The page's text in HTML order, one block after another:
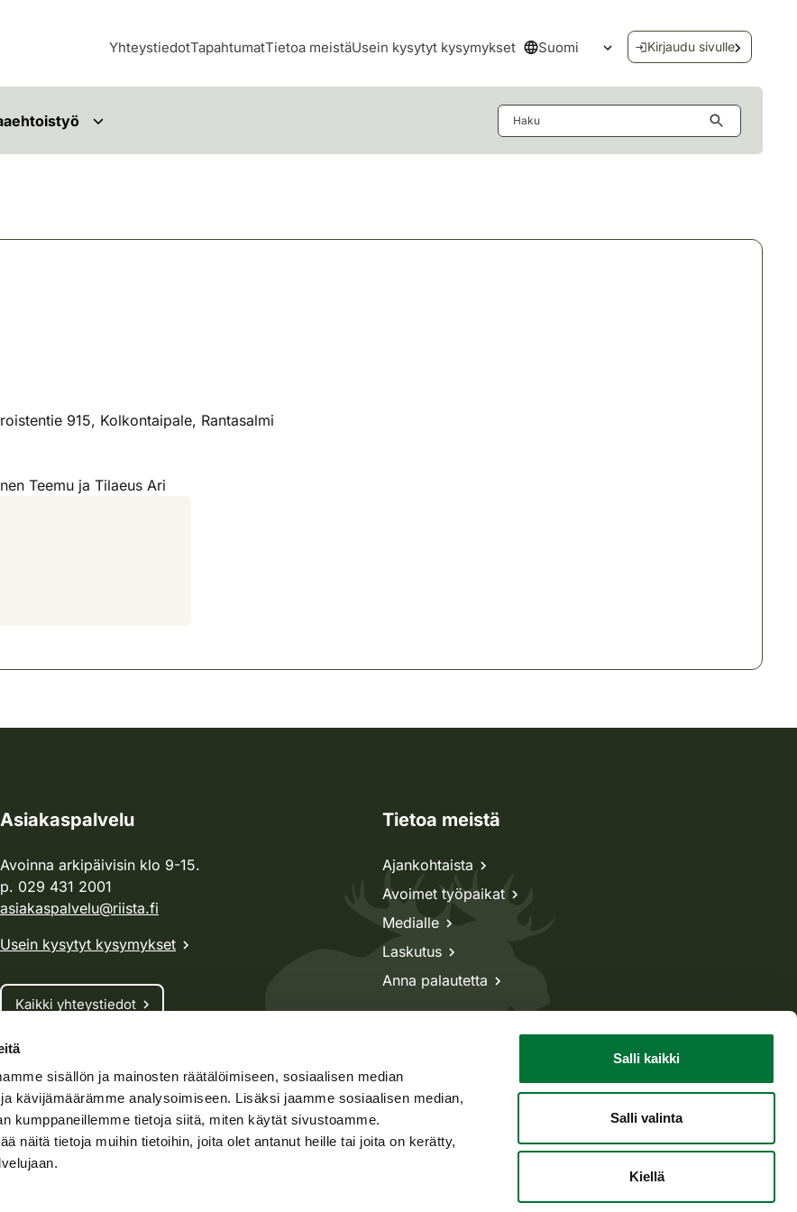
sisällön ja mainosten räätälöimiseen, sosiaalisen median
kävijämäärämme analysoimiseen. Lisäksi jaamme sosiaalisen median,
kumppaneillemme tietoja siitä, miten käytät sivustoamme.
näitä tietoja muihin tietoihin, joita olet antanut heille tai joita on kerätty,
Salli kaikki
Salli valinta
Kiellä
YhteystiedotTapahtumatTietoa meistäUsein kysytyt kysymykset Suomi
Avaa kielivalikko
Kirjaudu sivulle
915, Kolkontaipale, Rantasalmi
Teemu ja Tilaeus Ari
Asiakaspalvelu
Avoinna arkipäivisin klo 9-15.
p. 029 431 2001
asiakaspalvelu@riista.fi
Usein kysytyt kysymykset
Kaikki yhteystiedot
Metsästyskortti-asiat
Oma riista -asiat
Lupa-asiat
Tietoa meistä
Ajankohtaista
Avoimet työpaikat
Medialle
Laskutus
Anna palautetta